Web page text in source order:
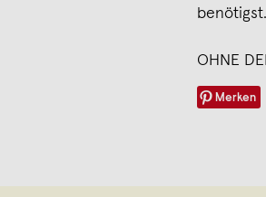
benötigst.
OHNE
Merken